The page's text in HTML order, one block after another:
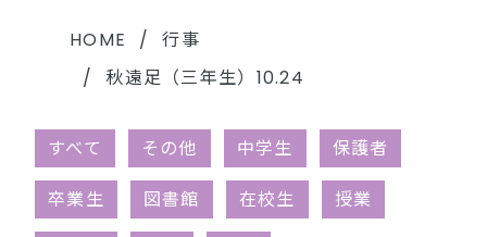
中学生のみなさまへ
同窓会（外部リンク）
HOME
行事
秋遠足（三年生）10.24
すべて その他 中学生 保護者
卒業生 図書館 在校生 授業